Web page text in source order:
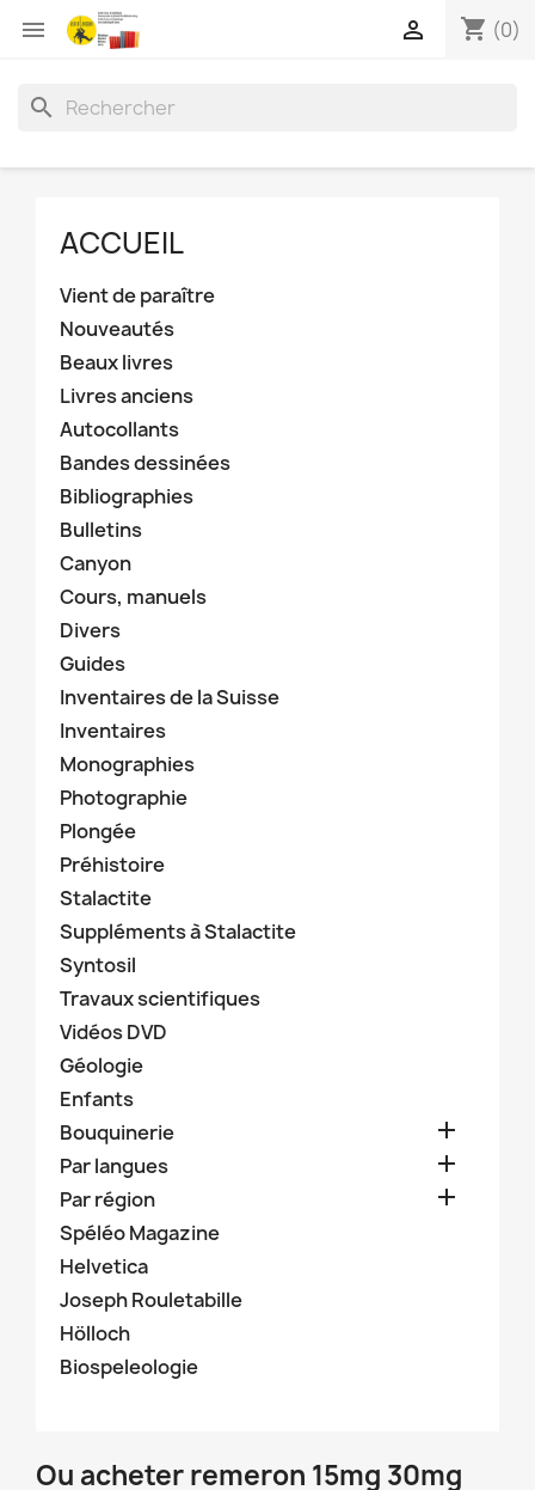
 shopping_cart (0)

search
ACCUEIL
Vient de paraître
Nouveautés
Beaux livres
Livres anciens
Autocollants
Bandes dessinées
Bibliographies
Bulletins
Canyon
Cours, manuels
Divers
Guides
Inventaires de la Suisse
Inventaires
Monographies
Photographie
Plongée
Préhistoire
Stalactite
Suppléments à Stalactite
Syntosil
Travaux scientifiques
Vidéos DVD
Géologie
Enfants
Bouquinerie

Par langues 
Par région 
Spéléo Magazine
Helvetica
Joseph Rouletabille
Hölloch
Biospeleologie
Ou acheter remeron 15mg 30mg